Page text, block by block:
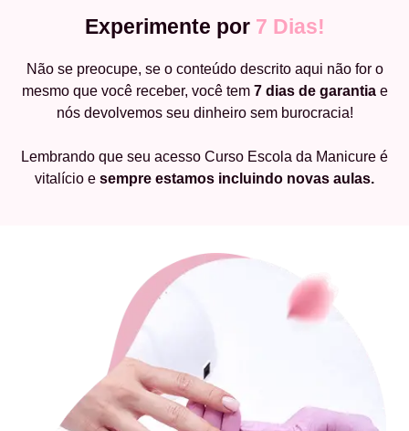
Experimente por 7 Dias!
Não se preocupe, se o conteúdo descrito aqui não for o
mesmo que você receber, você tem 7 dias de garantiae
nós devolvemos seu dinheiro sem burocracia!
Lembrando que seu acesso Curso Escola da Manicure é
vitalício e sempre estamos incluindo novas aulas.